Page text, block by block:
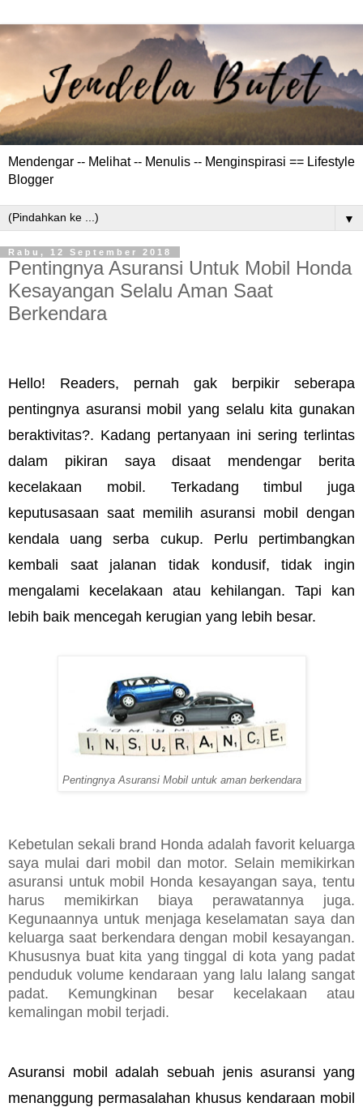
Mendengar -- Melihat -- Menulis -- Menginspirasi == Lifestyle
Blogger
▼
Rabu, 12 September 2018
Pentingnya Asuransi Untuk Mobil Honda
Kesayangan Selalu Aman Saat
Berkendara
Hello! Readers, pernah gak berpikir seberapa
pentingnya asuransi mobil yang selalu kita gunakan
beraktivitas?. Kadang pertanyaan ini sering terlintas
dalam pikiran saya disaat mendengar berita
kecelakaan mobil. Terkadang timbul juga
keputusasaan saat memilih asuransi mobil dengan
kendala uang serba cukup. Perlu pertimbangkan
kembali saat jalanan tidak kondusif, tidak ingin
mengalami kecelakaan atau kehilangan. Tapi kan
lebih baik mencegah kerugian yang lebih besar.
Pentingnya Asuransi Mobil untuk aman berkendara
Kebetulan sekali brand Honda adalah favorit keluarga
saya mulai dari mobil dan motor. Selain memikirkan
asuransi untuk mobil Honda kesayangan saya, tentu
harus memikirkan biaya perawatannya juga.
Kegunaannya untuk menjaga keselamatan saya dan
keluarga saat berkendara dengan mobil kesayangan.
Khususnya buat kita yang tinggal di kota yang padat
penduduk volume kendaraan yang lalu lalang sangat
padat. Kemungkinan besar kecelakaan atau
kemalingan mobil terjadi.
Asuransi mobil adalah sebuah jenis asuransi yang
menanggung permasalahan khusus kendaraan mobil